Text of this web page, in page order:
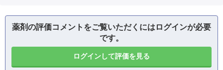
薬剤の評価コメントをご覧いただくにはログインが必要
です。
ログインして評価を見る